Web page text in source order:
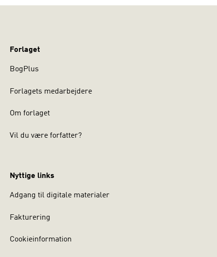
Forlaget
BogPlus
Forlagets medarbejdere
Om forlaget
Vil du være forfatter?
Nyttige links
Adgang til digitale materialer
Fakturering
Cookieinformation